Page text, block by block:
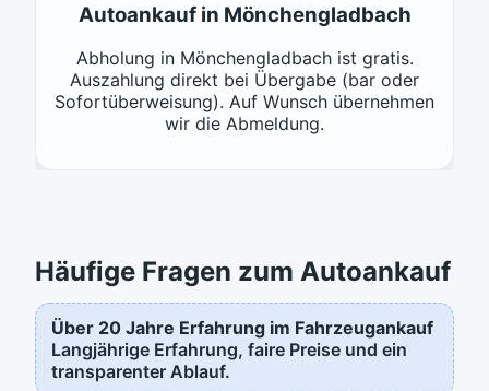
Autoankauf in Mönchengladbach
Abholung in Mönchengladbach ist gratis.
Auszahlung direkt bei Übergabe (bar oder
Sofortüberweisung). Auf Wunsch übernehmen
wir die Abmeldung.
Häufige Fragen zum Autoankauf
Über 20 Jahre Erfahrung im Fahrzeugankauf
Langjährige Erfahrung, faire Preise und ein
transparenter Ablauf.